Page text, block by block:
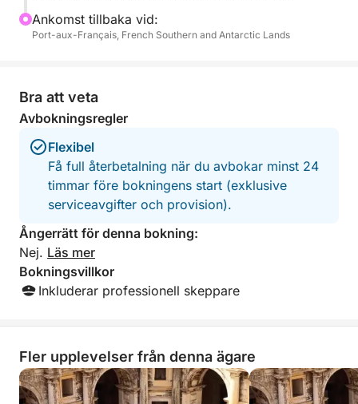
Ankomst tillbaka vid:
Port-aux-Français, French Southern and Antarctic Lands
Bra att veta
Avbokningsregler
Flexibel
Få full återbetalning när du avbokar minst 24
timmar före bokningens start (exklusive
serviceavgifter och provision).
Ångerrätt för denna bokning:
Nej. Läs mer
Bokningsvillkor
Inkluderar professionell skeppare
Fler upplevelser från denna ägare